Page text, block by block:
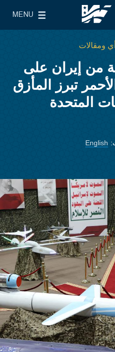
MENU
Main Menu
ومقالات
من إيران على
تبرز المأزق
المتحدة
English